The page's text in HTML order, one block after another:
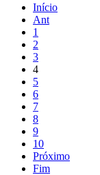
Início
Ant
1
2
3
4
5
6
7
8
9
10
Próximo
Fim